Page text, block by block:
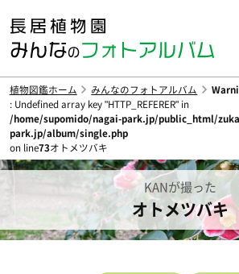
植物図鑑ホーム みんなのフォトアルバム
: Undefined array key "HTTP_REFERER" in
/home/supomido/nagai-park.jp/public_html/
park.jp/album/single.php
on line73オトメツバキ
KANが撮った
オトメツバキ